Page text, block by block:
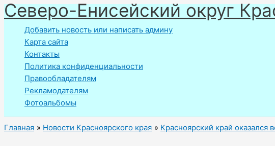
Перейти
к
содержимому
Северо-Енисейский округ
Добавить новость или написать админу
Карта сайта
Контакты
Политика конфиденциальности
Правообладателям
Рекламодателям
Фотоальбомы
Главная Новости Красноярского края Красноярский край оказался